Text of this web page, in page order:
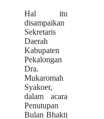
Hal itu
disampaikan
Sekretaris
Daerah
Kabupaten
Pekalongan
Dra.
Mukaromah
Syakoer,
dalam acara
Penutupan
Bulan Bhakti